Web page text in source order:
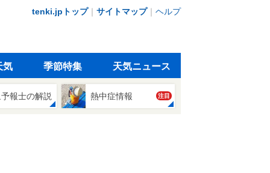
tenki.jpトップ｜ サイトマップ｜ ヘルプ
気 季節特集 天気ニュース
報士の解説 熱中症情報 注目